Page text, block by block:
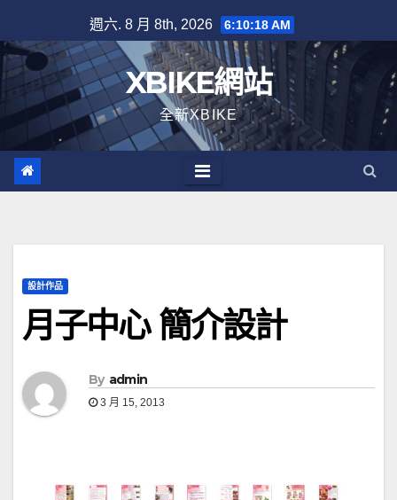
to
content
週六. 8 月 8th, 2026 6:10:18 AM
XBIKE網站
全新XBIKE
設計作品
月子中心 簡介設計
By admin
3 月 15, 2013